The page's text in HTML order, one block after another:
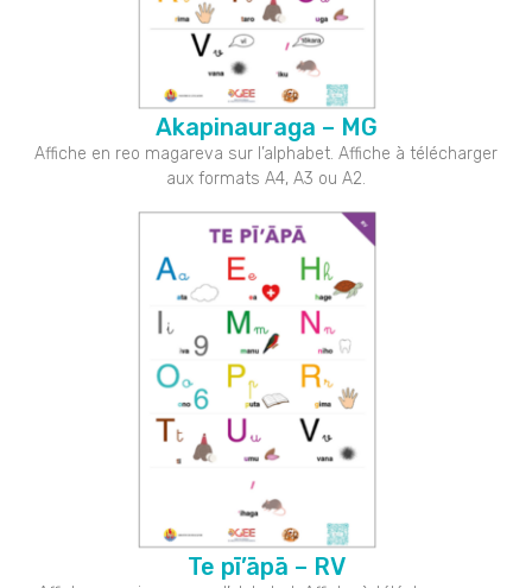
Akapinauraga – MG
Affiche en reo magareva sur l’alphabet. Affiche à télécharger
aux formats A4, A3 ou A2.
Te pī’āpā – RV